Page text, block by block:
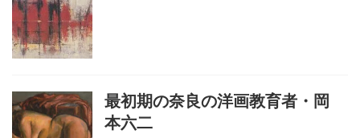
最初期の奈良の洋画教育者・岡
本六二